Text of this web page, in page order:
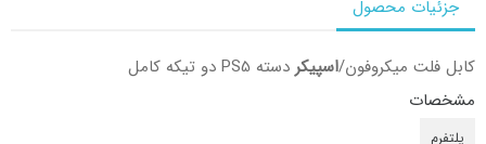
جزئیات محصول
کابل فلت میکروفون/اسپیکر دسته PS5 دو تیکه کامل
مشخصات
پلتفرم